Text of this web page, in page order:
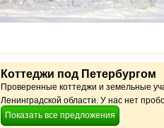
Коттеджи под Петербургом
Проверенные коттеджи и земельные
Ленинградской области. У нас нет
Показать все предложения